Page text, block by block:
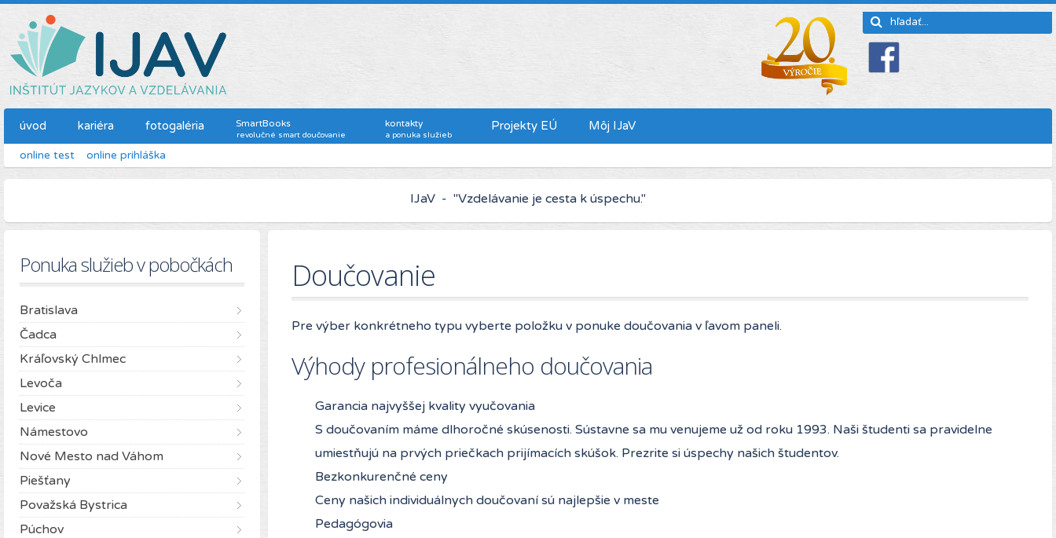
úvod kariéra fotogaléria SmartBooks
revolučné smart doučovanie
kontakty
a ponuka služieb
Projekty EÚ Môj IJaV
online test online prihláška
IJaV - "Kto chce viac zarábať, musí sa viac vzdelávať."
Doučovanie
Pre výber konkrétneho typu vyberte položku v ponuke doučovania v ľavom paneli.
Výhody profesionálneho doučovania
Garancia najvyššej kvality vyučovania
S doučovaním máme dlhoročné skúsenosti. Sústavne sa mu venujeme už od roku 1993. Naši študenti sa pravidelne
umiestňujú na prvých priečkach prijímacích skúšok. Prezrite si úspechy našich študentov.
Bezkonkurenčné ceny
Ceny našich individuálnych doučovaní sú najlepšie v meste
Pedagógovia
Ponuka služieb v pobočkách
Bratislava
Čadca
Kráľovský Chlmec
Levoča
Levice
Námestovo
Nové Mesto nad Váhom
Piešťany
Považská Bystrica
Púchov